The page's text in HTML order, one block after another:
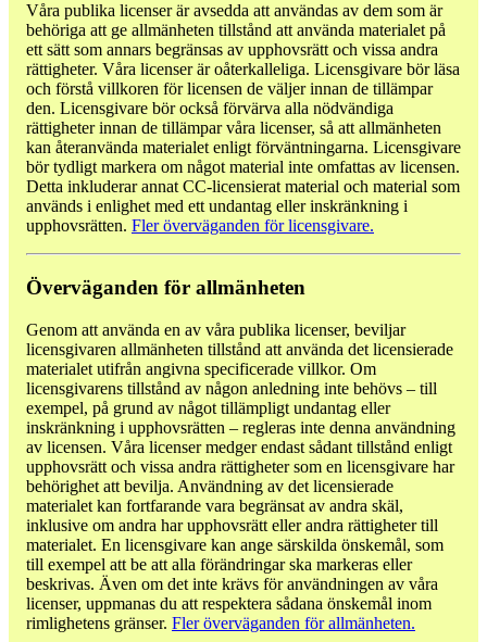
Våra publika licenser är avsedda att användas av dem som är
behöriga att ge allmänheten tillstånd att använda materialet på
ett sätt som annars begränsas av upphovsrätt och vissa andra
rättigheter. Våra licenser är oåterkalleliga. Licensgivare bör läsa
och förstå villkoren för licensen de väljer innan de tillämpar
den. Licensgivare bör också förvärva alla nödvändiga
rättigheter innan de tillämpar våra licenser, så att allmänheten
kan återanvända materialet enligt förväntningarna. Licensgivare
bör tydligt markera om något material inte omfattas av licensen.
Detta inkluderar annat CC-licensierat material och material som
används i enlighet med ett undantag eller inskränkning i
upphovsrätten. Fler överväganden för licensgivare.
Överväganden för allmänheten
Genom att använda en av våra publika licenser, beviljar
licensgivaren allmänheten tillstånd att använda det licensierade
materialet utifrån angivna specificerade villkor. Om
licensgivarens tillstånd av någon anledning inte behövs – till
exempel, på grund av något tillämpligt undantag eller
inskränkning i upphovsrätten – regleras inte denna användning
av licensen. Våra licenser medger endast sådant tillstånd enligt
upphovsrätt och vissa andra rättigheter som en licensgivare har
behörighet att bevilja. Användning av det licensierade
materialet kan fortfarande vara begränsat av andra skäl,
inklusive om andra har upphovsrätt eller andra rättigheter till
materialet. En licensgivare kan ange särskilda önskemål, som
till exempel att be att alla förändringar ska markeras eller
beskrivas. Även om det inte krävs för användningen av våra
licenser, uppmanas du att respektera sådana önskemål inom
rimlighetens gränser. Fler överväganden för allmänheten.